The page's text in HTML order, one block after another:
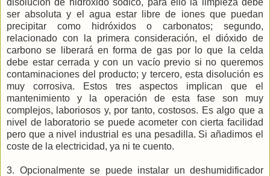
ser absoluta y el agua estar libre de iones que puedan
precipitar como hidróxidos o carbonatos; segundo,
relacionado con la primera consideración, el dióxido de
carbono se liberará en forma de gas por lo que la celda
debe estar cerrada y con un vacío previo si no queremos
contaminaciones del producto; y tercero, esta disolución es
muy corrosiva. Estos tres aspectos implican que el
mantenimiento y la operación de esta fase son muy
complejos, laboriosos y, por tanto, costosos. Es algo que a
nivel de laboratorio se puede acometer con cierta facilidad
pero que a nivel industrial es una pesadilla. Si añadimos el
coste de la electricidad, ya ni te cuento.
3. Opcionalmente se puede instalar un deshumidificador